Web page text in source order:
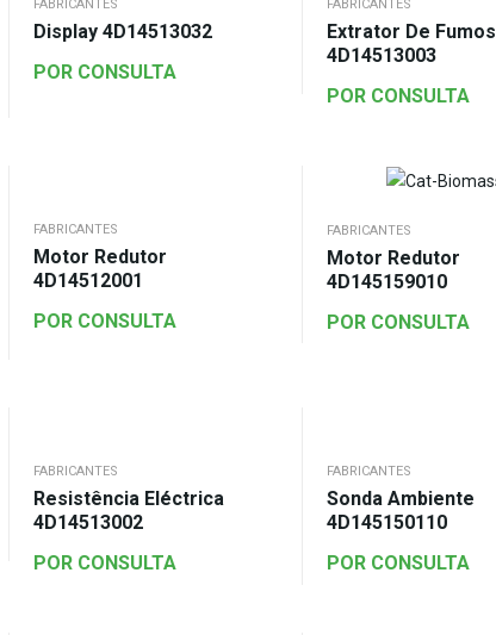
FABRICANTES
Display 4D14513032
POR CONSULTA
FABRICANTES
Extrator De Fumos
4D14513003
POR CONSULTA
FABRICANTES
Motor Redutor
4D14512001
POR CONSULTA
FABRICANTES
Motor Redutor
4D145159010
POR CONSULTA
FABRICANTES
Resistência Eléctrica
4D14513002
POR CONSULTA
FABRICANTES
Sonda Ambiente
4D145150110
POR CONSULTA